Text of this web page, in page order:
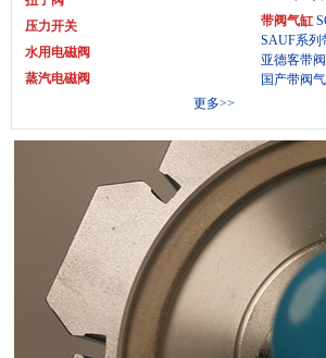
压力开关
水用电磁阀
蒸汽电磁阀
流体电磁阀
快速排气阀
压力控制器
截止阀
三联件
二联件
更多>>
带阀气缸
SAUF系列
亚德客带
国产带阀
薄型方形
回转摆动
双缸双轴气
欧洲标准
油压增压气
焊接夹紧气
回转夹紧气
不锈钢迷你